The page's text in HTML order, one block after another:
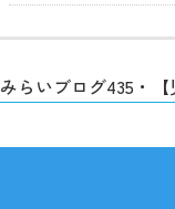
みらいブログ435・【